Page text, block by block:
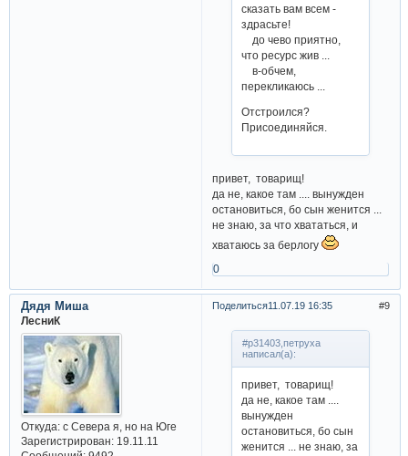
сказать вам всем -
здрасьте!
до чево приятно,
что ресурс жив ...
в-обчем,
перекликаюсь ...
Отстроился?
Присоединяйся.
привет, товарищ!
да не, какое там .... вынужден
остановиться, бо сын женится ...
не знаю, за что хвататься, и
хватаюсь за берлогу
0
Поделиться 9
11.07.19 16:35
Дядя Миша
ЛесниК
Откуда:с Севера я, но на Юге
Зарегистрирован: 19.11.11
#p31403,петруха
написал(а):
привет, товарищ!
да не, какое там ....
вынужден
остановиться, бо сын
женится ... не знаю, за